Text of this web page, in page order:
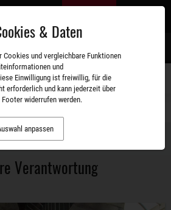
Verantwortung
& Daten
Cookies und vergleichbare Funktionen
und
Einwilligung ist freiwillig, für die
erforderlich und kann jederzeit über
Footer widerrufen werden.
anpassen